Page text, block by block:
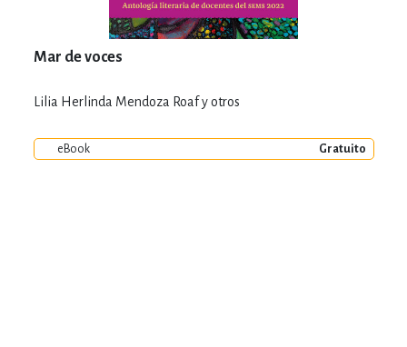
Mar de voces
Lilia Herlinda Mendoza Roaf y otros
eBook Gratuito